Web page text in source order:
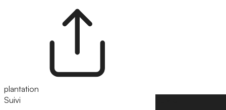
plantation
Suivi